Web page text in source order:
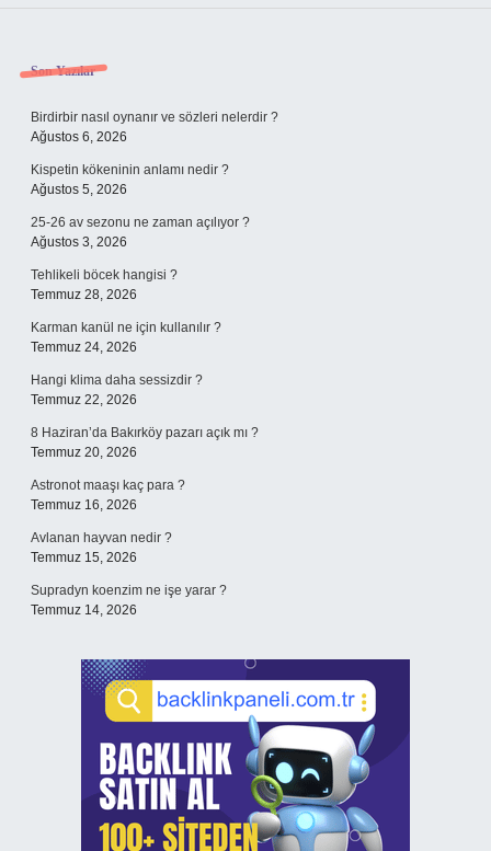
Sidebar
Son Yazılar
Birdirbir nasıl oynanır ve sözleri nelerdir ?
Ağustos 6, 2026
Kispetin kökeninin anlamı nedir ?
Ağustos 5, 2026
25-26 av sezonu ne zaman açılıyor ?
Ağustos 3, 2026
Tehlikeli böcek hangisi ?
Temmuz 28, 2026
Karman kanül ne için kullanılır ?
Temmuz 24, 2026
Hangi klima daha sessizdir ?
Temmuz 22, 2026
8 Haziran’da Bakırköy pazarı açık mı ?
Temmuz 20, 2026
Astronot maaşı kaç para ?
Temmuz 16, 2026
Avlanan hayvan nedir ?
Temmuz 15, 2026
Supradyn koenzim ne işe yarar ?
Temmuz 14, 2026